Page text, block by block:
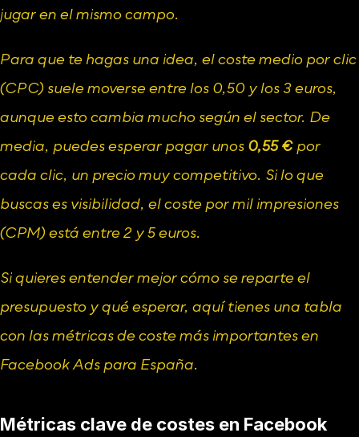
jugar en el mismo campo.
Para que te hagas una idea, el coste medio por clic
(CPC) suele moverse entre los 0,50 y los 3 euros,
aunque esto cambia mucho según el sector. De
media, puedes esperar pagar unos 0,55 € por
cada clic, un precio muy competitivo. Si lo que
buscas es visibilidad, el coste por mil impresiones
(CPM) está entre 2 y 5 euros.
Si quieres entender mejor cómo se reparte el
presupuesto y qué esperar, aquí tienes una tabla
con las métricas de coste más importantes en
Facebook Ads para España.
Métricas clave de costes en Facebook